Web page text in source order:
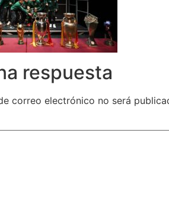
respuesta
correo electrónico no será